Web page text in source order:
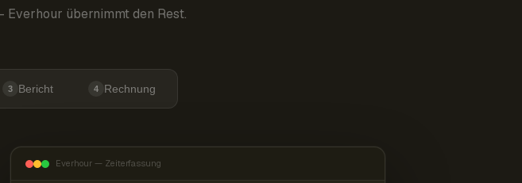
übernimmt den Rest.
3 Bericht 4 Rechnung
Everhour — Zeiterfassung